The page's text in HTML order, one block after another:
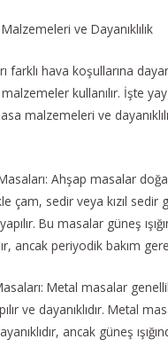
ve Dayanıklılık
farklı hava koşullarına
kullanılır. İşte
malzemeleri ve
Ahşap masalar
çam, sedir veya kızıl sedir
Bu masalar güneş
ancak periyodik bakım
Metal masalar
ve dayanıklıdır. Metal
ancak güneş